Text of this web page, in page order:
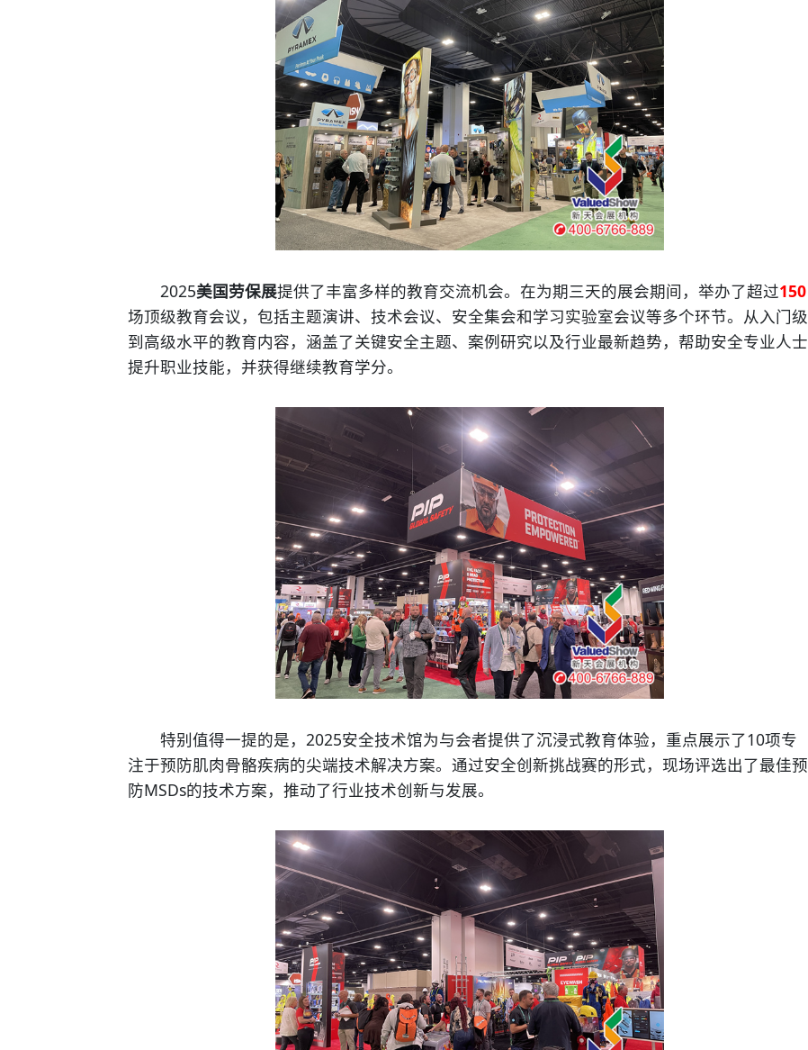
2025美国劳保展提供了丰富多样的教育交流机会。在为期三天的展会期间，举办了超过150
场顶级教育会议，包括主题演讲、技术会议、安全集会和学习实验室会议等多个环节。从入门级
到高级水平的教育内容，涵盖了关键安全主题、案例研究以及行业最新趋势，帮助安全专业人士
提升职业技能，并获得继续教育学分。
特别值得一提的是，2025安全技术馆为与会者提供了沉浸式教育体验，重点展示了10项专
注于预防肌肉骨骼疾病的尖端技术解决方案。通过安全创新挑战赛的形式，现场评选出了最佳预
防MSDs的技术方案，推动了行业技术创新与发展。